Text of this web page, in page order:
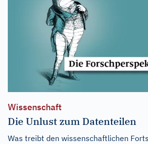
Wissenschaft
Die Unlust zum Datenteilen
Was treibt den wissenschaftlichen